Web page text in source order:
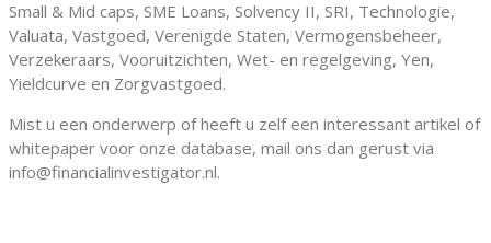
Small & Mid caps, SME Loans, Solvency II, SRI, Technologie,
Valuata, Vastgoed, Verenigde Staten, Vermogensbeheer,
Verzekeraars, Vooruitzichten, Wet- en regelgeving, Yen,
Yieldcurve en Zorgvastgoed.
Mist u een onderwerp of heeft u zelf een interessant artikel of
whitepaper voor onze database, mail ons dan gerust via
info@financialinvestigator.nl.